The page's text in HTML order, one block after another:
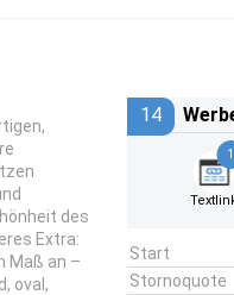
des
Extra:
Maß an –
oval,
14
1
Start
Stornoquote